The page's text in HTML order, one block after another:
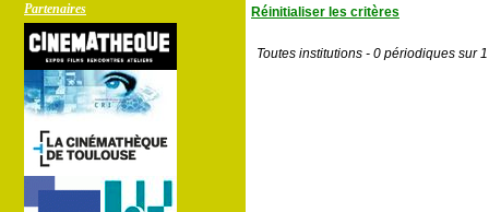
Partenaires
Réinitialiser les critères
Toutes institutions - 0 périodiques sur